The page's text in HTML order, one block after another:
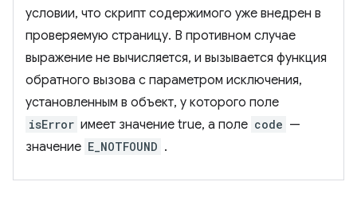
условии, что скрипт содержимого уже внедрен в
проверяемую страницу. В противном случае
выражение не вычисляется, и вызывается функция
обратного вызова с параметром исключения,
установленным в объект, у которого поле
isError имеет значение true, а поле code —
значение E_NOTFOUND .